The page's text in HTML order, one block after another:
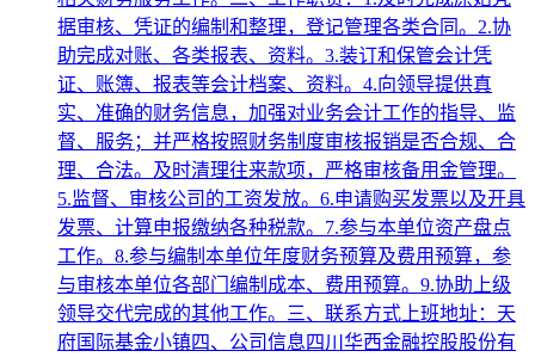
据审核、凭证的编制和整理，登记管理各类合同。2.协
助完成对账、各类报表、资料。3.装订和保管会计凭
证、账簿、报表等会计档案、资料。4.向领导提供真
实、准确的财务信息，加强对业务会计工作的指导、监
督、服务；并严格按照财务制度审核报销是否合规、合
理、合法。及时清理往来款项，严格审核备用金管理。
5.监督、审核公司的工资发放。6.申请购买发票以及开具
发票、计算申报缴纳各种税款。7.参与本单位资产盘点
工作。8.参与编制本单位年度财务预算及费用预算，参
与审核本单位各部门编制成本、费用预算。9.协助上级
领导交代完成的其他工作。三、联系方式上班地址：天
府国际基金小镇四、公司信息四川华西金融控股股份有